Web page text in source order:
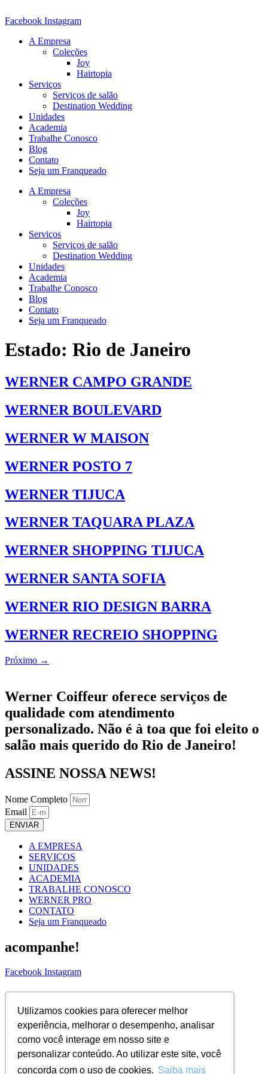
Utilizamos cookies para oferecer melhor
experiência, melhorar o desempenho, analisar
como você interage em nosso site e
personalizar conteúdo. Ao utilizar este site, você
concorda com o uso de cookies. Saiba mais
para
conteúdo
Facebook Instagram
A Empresa
Coleções
Joy
Hairtopia
Serviços
Serviços de salão
Destination Wedding
Unidades
Academia
Trabalhe Conosco
Blog
Contato
Seja um Franqueado
A Empresa
Coleções
Joy
Hairtopia
Serviços
Serviços de salão
Destination Wedding
Unidades
Academia
Trabalhe Conosco
Blog
Contato
Seja um Franqueado
Estado: Rio de Janeiro
WERNER CAMPO GRANDE
WERNER BOULEVARD
WERNER W MAISON
WERNER POSTO 7
WERNER TIJUCA
WERNER TAQUARA PLAZA
WERNER SHOPPING TIJUCA
WERNER SANTA SOFIA
WERNER RIO DESIGN BARRA
WERNER RECREIO SHOPPING
Próximo →
Werner Coiffeur oferece serviços de
qualidade com atendimento
personalizado. Não é à toa que foi eleito o
salão mais querido do Rio de Janeiro!
ASSINE NOSSA NEWS!
Nome Completo
Email
ENVIAR
A EMPRESA
SERVIÇOS
UNIDADES
ACADEMIA
TRABALHE CONOSCO
WERNER PRO
CONTATO
Seja um Franqueado
acompanhe!
Facebook Instagram
ASSINE NOSSA NEWS!
Nome Completo
Email